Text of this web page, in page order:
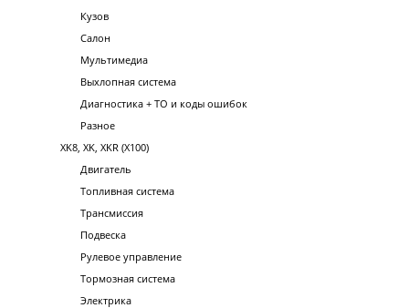
Кузов
Салон
Мультимедиа
Выхлопная система
Диагностика + ТО и коды ошибок
Разное
XK8, XK, XKR (X100)
Двигатель
Топливная система
Трансмиссия
Подвеска
Рулевое управление
Тормозная система
Электрика